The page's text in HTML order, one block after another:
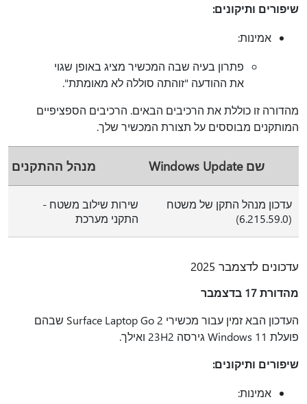
שיפורים ותיקונים:
אמינות:
פתרון בעיה שבה המכשיר מציג באופן שגוי
את ההודעה "זוהתה סוללה לא מאומתת".
מהדורה זו כוללת את הרכיבים הבאים. הרכיבים הספציפיים
המותקנים מבוססים על תצורת המכשיר שלך.
שם Windows Update מנהל ההתקנים
עדכון מנהל התקן של משטח
(6.215.59.0)
שירות שילוב משטח -
התקני מערכת
עדכונים לדצמבר 2025
מהדורת 17 בדצמבר
העדכון הבא זמין עבור מכשירי Surface Laptop Go 2 שבהם
פועלת Windows 11 גירסה 23H2 ואילך.
שיפורים ותיקונים:
אמינות: